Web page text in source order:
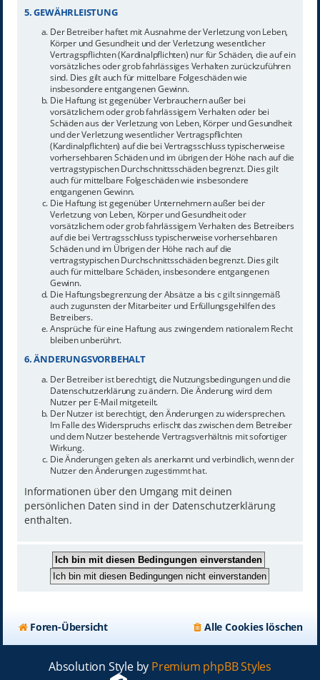
5. GEWÄHRLEISTUNG
Der Betreiber haftet mit Ausnahme der Verletzung von Leben,
Körper und Gesundheit und der Verletzung wesentlicher
Vertragspflichten (Kardinalpflichten) nur für Schäden, die auf ein
vorsätzliches oder grob fahrlässiges Verhalten zurückzuführen
sind. Dies gilt auch für mittelbare Folgeschäden wie
insbesondere entgangenen Gewinn.
Die Haftung ist gegenüber Verbrauchern außer bei
vorsätzlichem oder grob fahrlässigem Verhalten oder bei
Schäden aus der Verletzung von Leben, Körper und Gesundheit
und der Verletzung wesentlicher Vertragspflichten
(Kardinalpflichten) auf die bei Vertragsschluss typischerweise
vorhersehbaren Schäden und im übrigen der Höhe nach auf die
vertragstypischen Durchschnittsschäden begrenzt. Dies gilt
auch für mittelbare Folgeschäden wie insbesondere
entgangenen Gewinn.
Die Haftung ist gegenüber Unternehmern außer bei der
Verletzung von Leben, Körper und Gesundheit oder
vorsätzlichem oder grob fahrlässigem Verhalten des Betreibers
auf die bei Vertragsschluss typischerweise vorhersehbaren
Schäden und im Übrigen der Höhe nach auf die
vertragstypischen Durchschnittsschäden begrenzt. Dies gilt
auch für mittelbare Schäden, insbesondere entgangenen
Gewinn.
Die Haftungsbegrenzung der Absätze a bis c gilt sinngemäß
auch zugunsten der Mitarbeiter und Erfüllungsgehilfen des
Betreibers.
Ansprüche für eine Haftung aus zwingendem nationalem Recht
bleiben unberührt.
6. ÄNDERUNGSVORBEHALT
Der Betreiber ist berechtigt, die Nutzungsbedingungen und die
Datenschutzerklärung zu ändern. Die Änderung wird dem
Nutzer per E-Mail mitgeteilt.
Der Nutzer ist berechtigt, den Änderungen zu widersprechen.
Im Falle des Widerspruchs erlischt das zwischen dem Betreiber
und dem Nutzer bestehende Vertragsverhältnis mit sofortiger
Wirkung.
Die Änderungen gelten als anerkannt und verbindlich, wenn der
Nutzer den Änderungen zugestimmt hat.
Informationen über den Umgang mit deinen
persönlichen Daten sind in der Datenschutzerklärung
enthalten.
Foren-Übersicht Alle Cookies löschen
Absolution Style by Premium phpBB Styles